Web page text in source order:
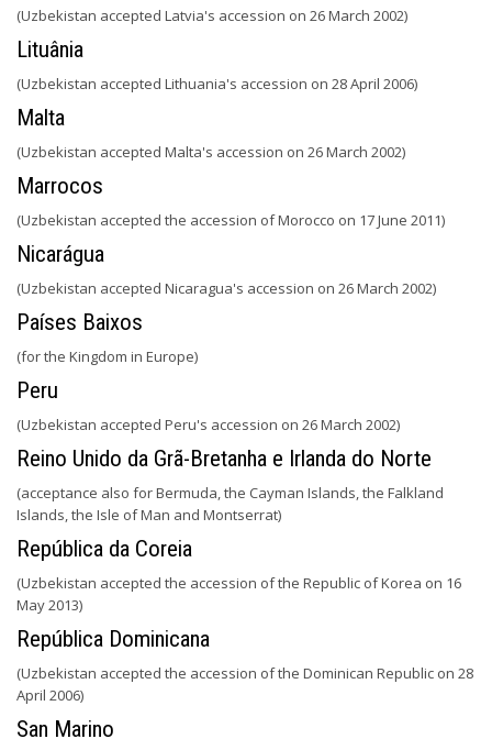
(Uzbekistan accepted Latvia's accession on 26 March 2002)
Lituânia
(Uzbekistan accepted Lithuania's accession on 28 April 2006)
Malta
(Uzbekistan accepted Malta's accession on 26 March 2002)
Marrocos
(Uzbekistan accepted the accession of Morocco on 17 June 2011)
Nicarágua
(Uzbekistan accepted Nicaragua's accession on 26 March 2002)
Países Baixos
(for the Kingdom in Europe)
Peru
(Uzbekistan accepted Peru's accession on 26 March 2002)
Reino Unido da Grã-Bretanha e Irlanda do Norte
(acceptance also for Bermuda, the Cayman Islands, the Falkland
Islands, the Isle of Man and Montserrat)
República da Coreia
(Uzbekistan accepted the accession of the Republic of Korea on 16
May 2013)
República Dominicana
(Uzbekistan accepted the accession of the Dominican Republic on 28
April 2006)
San Marino